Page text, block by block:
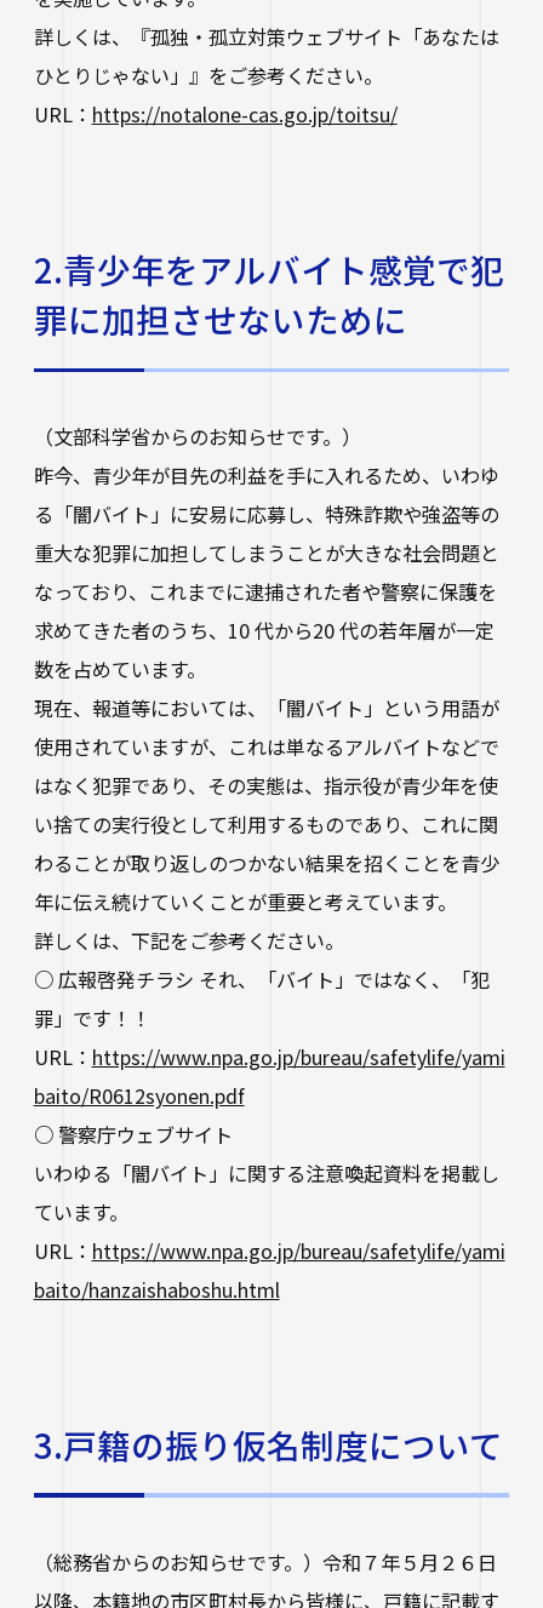
キャンパスマップ・施設紹介
大学施設の貸出について
報道関係／取材等のお問い合わせ
短期大学部
Webシラバス科目一覧
ハラスメントに関する相談
生活支援
駐車場利用
学内で地震が発生したら
卒業生及び就職先アンケートについて
学内研究費
社会連携
自治体・企業・団体との連携協定一覧
高大連携プログラム
知的・人的資源の公開（講師派遣）
生涯学習・公開講座
オープンカレッジ
公開シンポジウム
その他の公開講座
奨学金
ハルカス大学
各種証明書の申請
四天王寺大学公式SNS
詳しくは、『孤独・孤立対策ウェブサイト「あなたは
ひとりじゃない」』をご参考ください。
URL： https://notalone-cas.go.jp/toitsu/
2.青少年をアルバイト感覚で犯
罪に加担させないために
（文部科学省からのお知らせです。）
昨今、青少年が目先の利益を手に入れるため、いわゆ
る「闇バイト」に安易に応募し、特殊詐欺や強盗等の
重大な犯罪に加担してしまうことが大きな社会問題と
なっており、これまでに逮捕された者や警察に保護を
求めてきた者のうち、10 代から20 代の若年層が一定
数を占めています。
現在、報道等においては、「闇バイト」という用語が
使用されていますが、これは単なるアルバイトなどで
はなく犯罪であり、その実態は、指示役が青少年を使
い捨ての実行役として利用するものであり、これに関
わることが取り返しのつかない結果を招くことを青少
年に伝え続けていくことが重要と考えています。
詳しくは、下記をご参考ください。
○ 広報啓発チラシ それ、「バイト」ではなく、「犯
罪」です！！
URL： https://www.npa.go.jp/bureau/safetylife/yami
baito/R0612syonen.pdf
○ 警察庁ウェブサイト
いわゆる「闇バイト」に関する注意喚起資料を掲載し
ています。
URL： https://www.npa.go.jp/bureau/safetylife/yami
baito/hanzaishaboshu.html
3.戸籍の振り仮名制度について
（総務省からのお知らせです。）令和７年５月２６日
以降、本籍地の市区町村長から皆様に、戸籍に記載す